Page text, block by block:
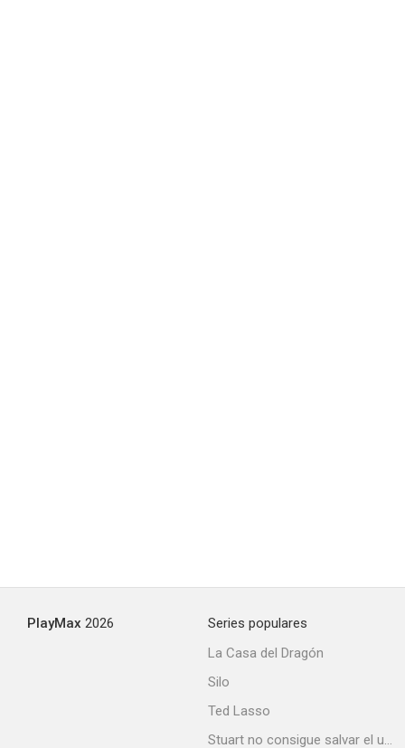
PlayMax 2026
Series populares
La Casa del Dragón
Silo
Ted Lasso
Stuart no consigue salvar el universo